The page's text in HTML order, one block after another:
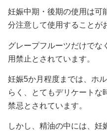
妊娠中期・後期の使用は可
分注意して使用することが
グレープフルーツだけでな
用禁止とされています。
妊娠5か月程度までは、ホ
らく、とてもデリケートな
禁忌とされています。
しかし、精油の中には、妊